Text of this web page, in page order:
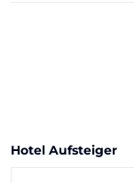
Hotel Aufsteiger